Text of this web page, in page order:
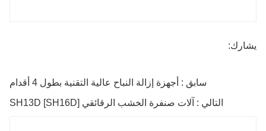
يشارك:
سابق : أجهزة إزالة النباح عالية التقنية بطول 4 أقدام
التالي : آلات صنفرة الخشب الرقائقي SH13D [SH16D]